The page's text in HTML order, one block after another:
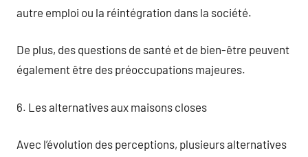
autre emploi ou la réintégration dans la société.
De plus, des questions de santé et de bien-être peuvent
également être des préoccupations majeures.
6. Les alternatives aux maisons closes
Avec l’évolution des perceptions, plusieurs alternatives